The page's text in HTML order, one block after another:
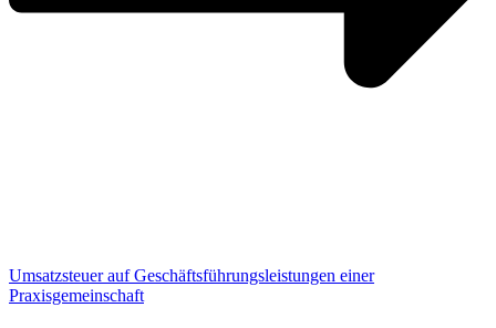
Umsatzsteuer auf Geschäftsführungsleistungen einer
Praxisgemeinschaft